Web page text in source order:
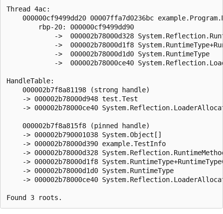
Thread 4ac:
000000cf9499dd20 00007ffa7d0236bc
        rbp-20: 000000cf9499dd90
->  000002b78000d328
->  000002b78000d1f8
            ->  000002b78000d1d0 System.RuntimeType
->  000002b78000ce40
HandleTable:
    000002b7f8a81198 (strong handle)
    -> 000002b78000d948 test.Test
-> 000002b78000ce40
    000002b7f8a815f8 (pinned handle)
    -> 000002b790001038 System.Object[]
    -> 000002b78000d390 example.TestInfo
-> 000002b78000d328
-> 000002b78000d1f8
    -> 000002b78000d1d0 System.RuntimeType
-> 000002b78000ce40